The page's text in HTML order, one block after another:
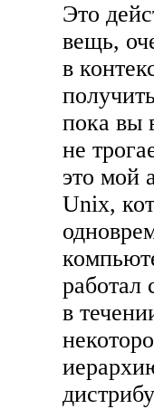
Это
вещь,
в
пока вы
не
это мой
Unix,
работал
в